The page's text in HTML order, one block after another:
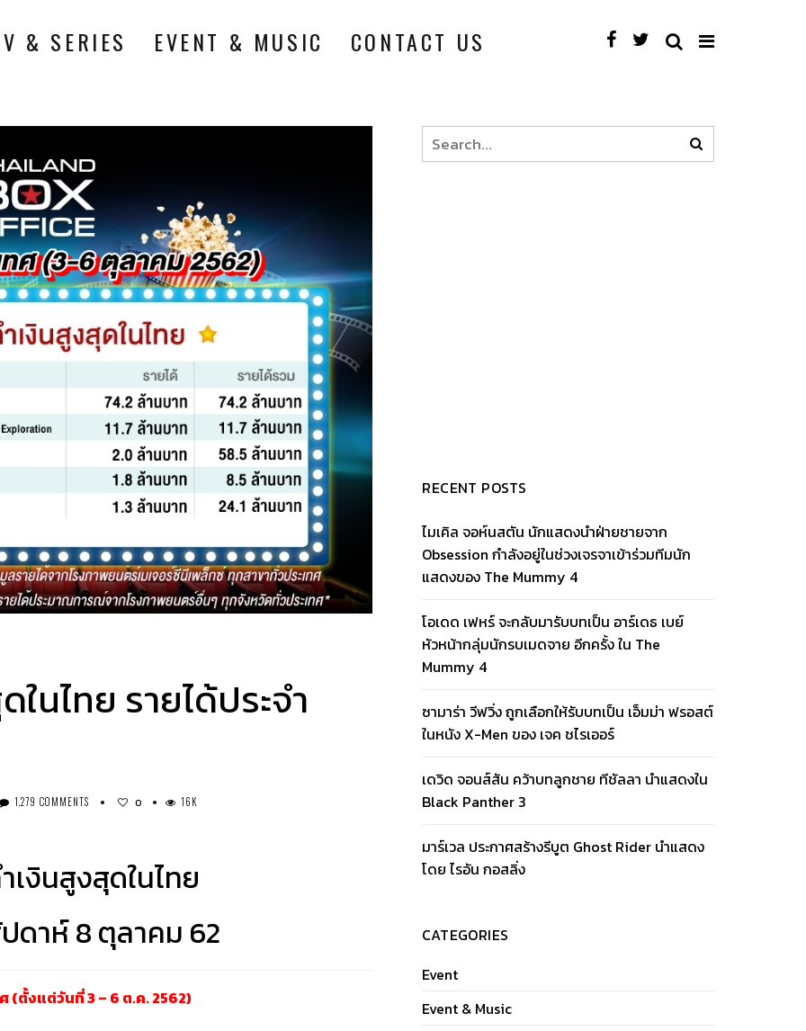
& SERIES EVENT & MUSIC CONTACT US
นไทย รายได้ประจำ
1,279 COMMENTS 0 16K
งินสูงสุดในไทย
ดาห์ 8 ตุลาคม 62
(ตั้งแต่วันที่ 3 – 6 ต.ค. 2562)
RECENT POSTS
ไมเคิล จอห์นสตัน นักแสดงนำฝ่ายชายจาก
Obsession กำลังอยู่ในช่วงเจรจาเข้าร่วมทีมนัก
แสดงของ The Mummy 4
โอเดด เฟหร์ จะกลับมารับบทเป็น อาร์เดธ เบย์
หัวหน้ากลุ่มนักรบเมดจาย อีกครั้ง ใน The
Mummy 4
ซามาร่า วีฟวิ่ง ถูกเลือกให้รับบทเป็น เอ็มม่า ฟรอสต์
ในหนัง X-Men ของ เจค ชไรเออร์
เดวิด จอนส์สัน คว้าบทลูกชาย ทีชัลลา นำแสดงใน
Black Panther 3
มาร์เวล ประกาศสร้างรีบูต Ghost Rider นำแสดง
โดย ไรอัน กอสลิ่ง
CATEGORIES
Event
Event & Music